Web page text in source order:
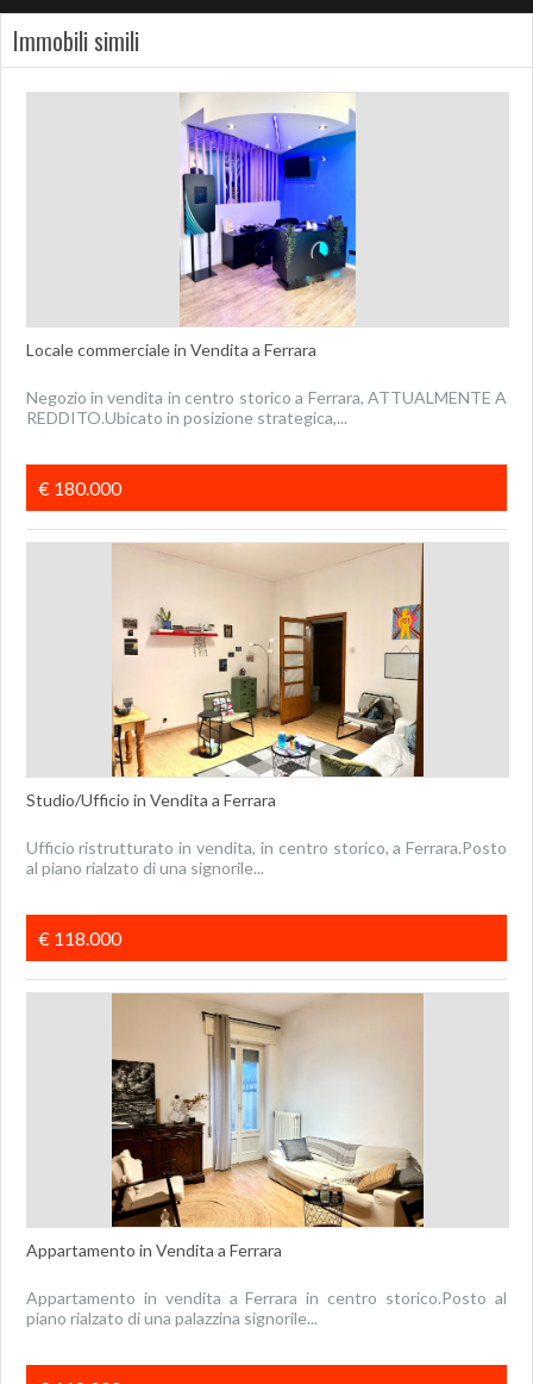
Immobili simili
Locale commerciale in Vendita a Ferrara
Negozio in vendita in centro storico a Ferrara, ATTUALMENTE A
REDDITO.Ubicato in posizione strategica,...
€ 180.000
Studio/Ufficio in Vendita a Ferrara
Ufficio ristrutturato in vendita, in centro storico, a Ferrara.Posto
al piano rialzato di una signorile...
€ 118.000
Appartamento in Vendita a Ferrara
Appartamento in vendita a Ferrara in centro storico.Posto al
piano rialzato di una palazzina signorile...